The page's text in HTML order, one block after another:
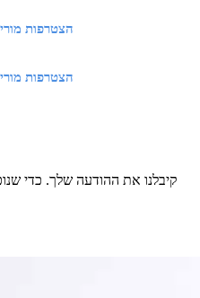
הצטרפות
הצטרפות
קיבלנו את ההודעה שלך. כדי